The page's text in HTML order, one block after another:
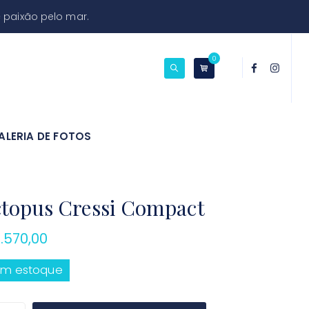
pelo mar.
0
DE FOTOS
Cressi Compact
estoque